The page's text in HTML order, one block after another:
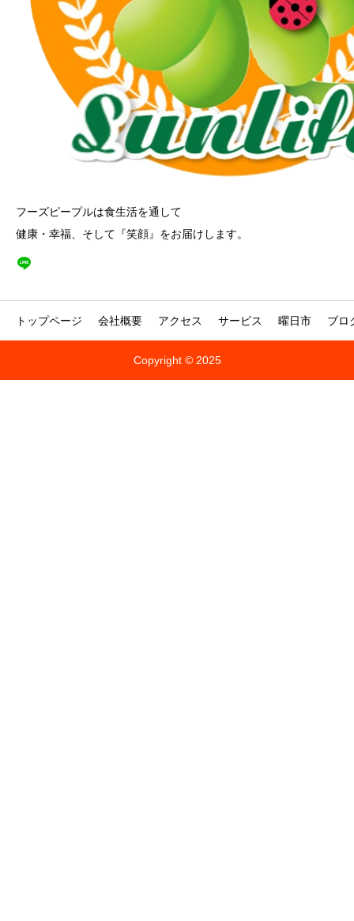
フーズピープルは食生活を通して
健康・幸福、そして『笑顔』をお届けします。
トップページ 会社概要 アクセス サービス 曜日市 ブロ
Copyright © 2025